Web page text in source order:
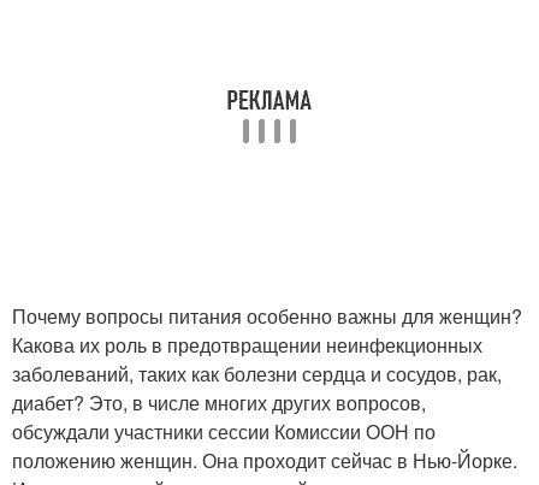
Почему вопросы питания особенно важны для женщин?
Какова их роль в предотвращении неинфекционных
заболеваний, таких как болезни сердца и сосудов, рак,
диабет? Это, в числе многих других вопросов,
обсуждали участники сессии Комиссии ООН по
положению женщин. Она проходит сейчас в Нью-Йорке.